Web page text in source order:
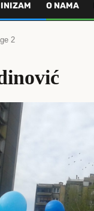
O NAMA
2